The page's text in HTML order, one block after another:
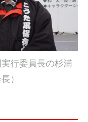
行委員長の杉浦
）